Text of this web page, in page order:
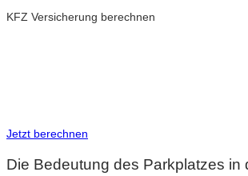
KFZ Versicherung berechnen
Jetzt berechnen
Die Bedeutung des Parkplatzes in